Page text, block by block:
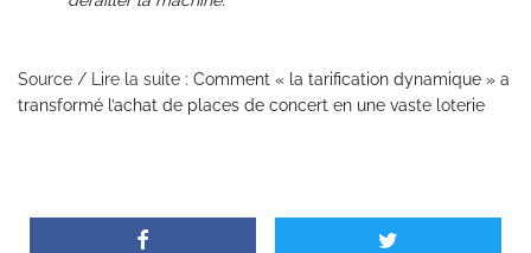
Source / Lire la suite : Comment « la tarification dynamique » a
transformé l’achat de places de concert en une vaste loterie